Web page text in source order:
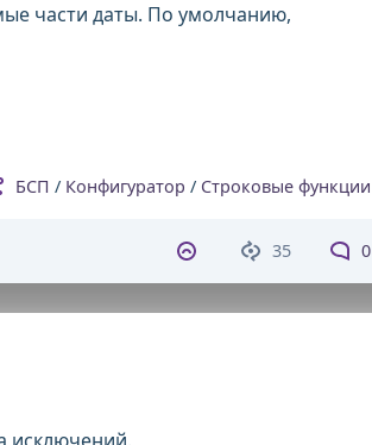
части даты. По умолчанию,
БСП / Конфигуратор / Строковые функции
35 0